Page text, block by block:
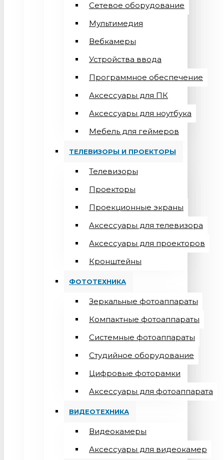
Сетевое оборудование
Мультимедия
Вебкамеры
Устройства ввода
Программное обеспечение
Аксессуары для ПК
Аксессуары для ноутбука
Мебель для геймеров
ТЕЛЕВИЗОРЫ И ПРОЕКТОРЫ
Телевизоры
Проекторы
Проекционные экраны
Aксессуары для телевизора
Аксессуары для проекторов
Кронштейны
ФОТОТЕХНИКА
Зеркальные фотоаппараты
Компактные фотоаппараты
Системные фотоаппараты
Студийное оборудование
Цифровые фоторамки
Aксессуары для фотоаппарата
ВИДЕОТЕХНИКА
Видеокамеры
Аксессуары для видеокамер